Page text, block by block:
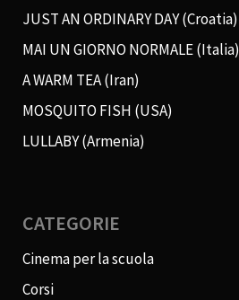
JUST AN ORDINARY DAY (Croatia)
MAI UN GIORNO NORMALE (Italia)
A WARM TEA (Iran)
MOSQUITO FISH (USA)
LULLABY (Armenia)
CATEGORIE
Cinema per la scuola
Corsi